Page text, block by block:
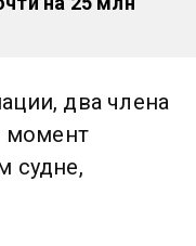
два члена
момент
судне,